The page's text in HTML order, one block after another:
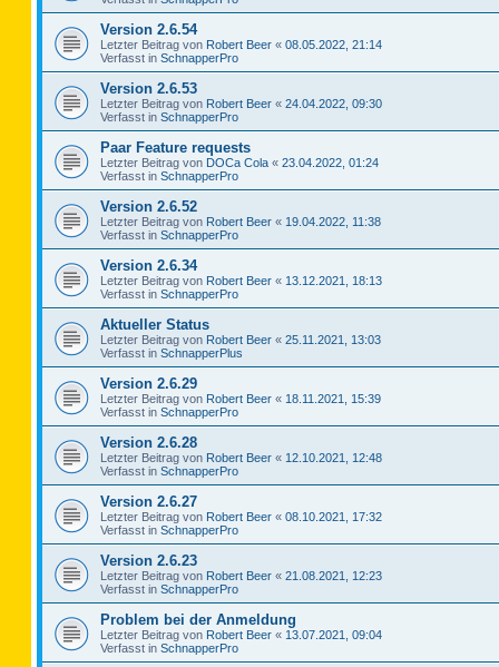
Version 2.6.54
Letzter Beitrag von Robert Beer « 08.05.2022, 21:14
Verfasst in SchnapperPro
Version 2.6.53
Letzter Beitrag von Robert Beer « 24.04.2022, 09:30
Verfasst in SchnapperPro
Paar Feature requests
Letzter Beitrag von DOCa Cola « 23.04.2022, 01:24
Verfasst in SchnapperPro
Version 2.6.52
Letzter Beitrag von Robert Beer « 19.04.2022, 11:38
Verfasst in SchnapperPro
Version 2.6.34
Letzter Beitrag von Robert Beer « 13.12.2021, 18:13
Verfasst in SchnapperPro
Aktueller Status
Letzter Beitrag von Robert Beer « 25.11.2021, 13:03
Verfasst in SchnapperPlus
Version 2.6.29
Letzter Beitrag von Robert Beer « 18.11.2021, 15:39
Verfasst in SchnapperPro
Version 2.6.28
Letzter Beitrag von Robert Beer « 12.10.2021, 12:48
Verfasst in SchnapperPro
Version 2.6.27
Letzter Beitrag von Robert Beer « 08.10.2021, 17:32
Verfasst in SchnapperPro
Version 2.6.23
Letzter Beitrag von Robert Beer « 21.08.2021, 12:23
Verfasst in SchnapperPro
Problem bei der Anmeldung
Letzter Beitrag von Robert Beer « 13.07.2021, 09:04
Verfasst in SchnapperPro